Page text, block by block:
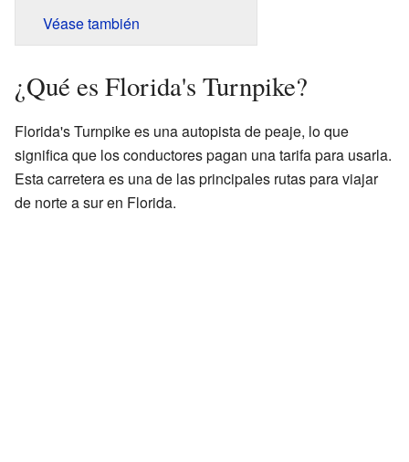
Véase también
¿Qué es Florida's Turnpike?
Florida's Turnpike es una autopista de peaje, lo que
significa que los conductores pagan una tarifa para usarla.
Esta carretera es una de las principales rutas para viajar
de norte a sur en Florida.